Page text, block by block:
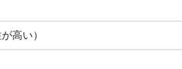
高い）